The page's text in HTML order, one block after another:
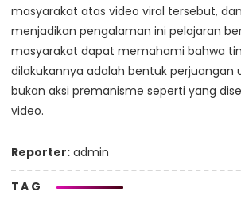
masyarakat atas video viral tersebut,
menjadikan pengalaman ini pelajaran
masyarakat dapat memahami bahwa
dilakukannya adalah bentuk perjuangan
bukan aksi premanisme seperti yang
video.
Reporter: admin
TAG